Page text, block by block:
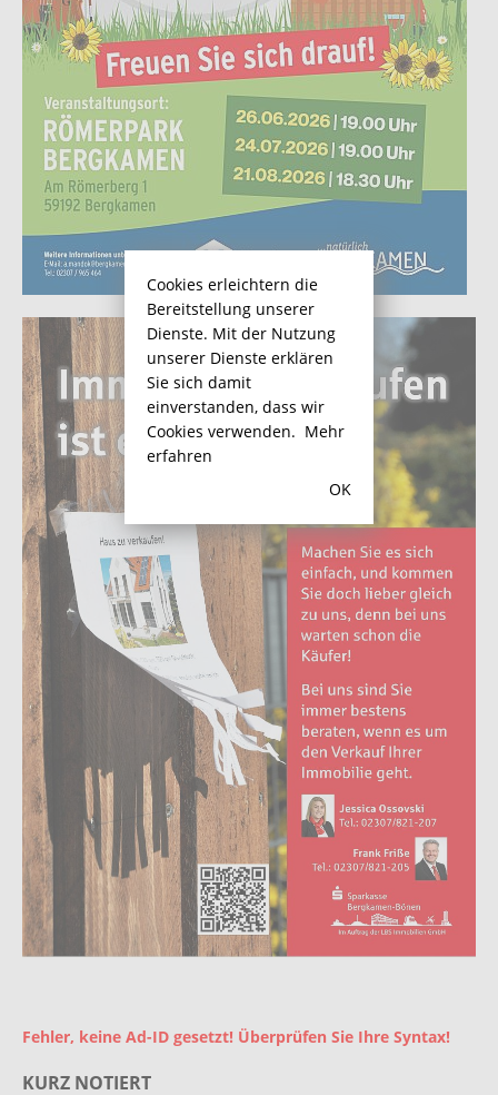
Fehler, keine Ad-ID gesetzt! Überprüfen Sie Ihre Syntax!
KURZ NOTIERT
Cookies erleichtern die
Bereitstellung unserer
Dienste. Mit der Nutzung
unserer Dienste erklären
Sie sich damit
einverstanden, dass wir
Cookies verwenden. Mehr
erfahren
OK